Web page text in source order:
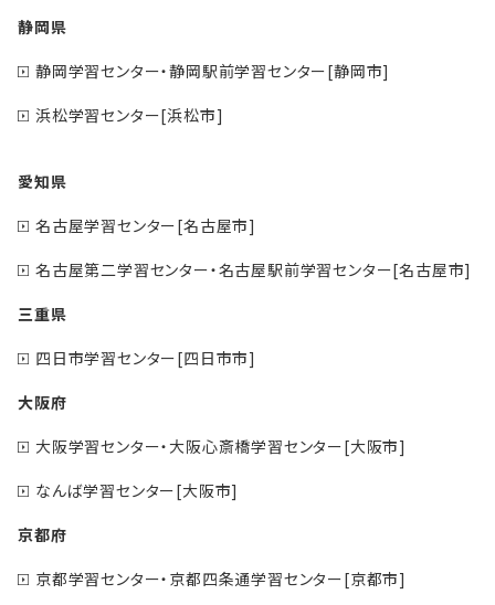
静岡県
静岡学習センター・静岡駅前学習センター[静岡市]
浜松学習センター[浜松市]
愛知県
名古屋学習センター[名古屋市]
名古屋第二学習センター・名古屋駅前学習センター[名古屋市]
三重県
四日市学習センター[四日市市]
大阪府
大阪学習センター・大阪心斎橋学習センター[大阪市]
なんば学習センター[大阪市]
京都府
京都学習センター・京都四条通学習センター[京都市]